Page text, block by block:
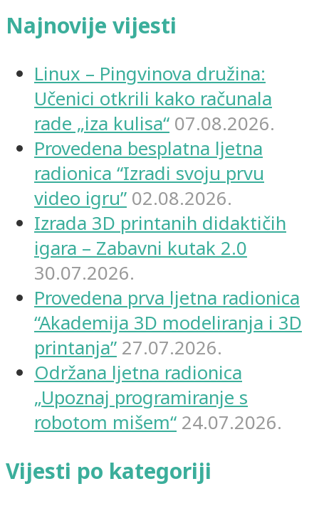
Najnovije vijesti
Linux – Pingvinova družina:
Učenici otkrili kako računala
rade „iza kulisa“ 07.08.2026.
Provedena besplatna ljetna
radionica “Izradi svoju prvu
video igru” 02.08.2026.
Izrada 3D printanih didaktičih
igara – Zabavni kutak 2.0
30.07.2026.
Provedena prva ljetna radionica
“Akademija 3D modeliranja i 3D
printanja” 27.07.2026.
Održana ljetna radionica
„Upoznaj programiranje s
robotom mišem“ 24.07.2026.
Vijesti po kategoriji